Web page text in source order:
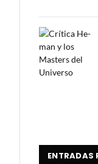
ENTRADAS